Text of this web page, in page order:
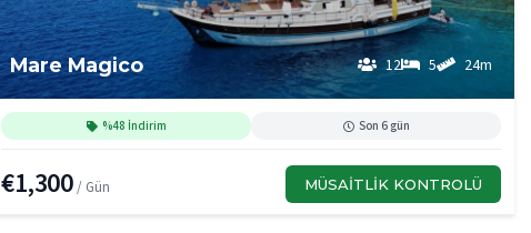
Mare Magico 12 5 24m
%48 İndirim Son 6 gün
€1,300 / Gün MÜSAITLIK KONTROLÜ